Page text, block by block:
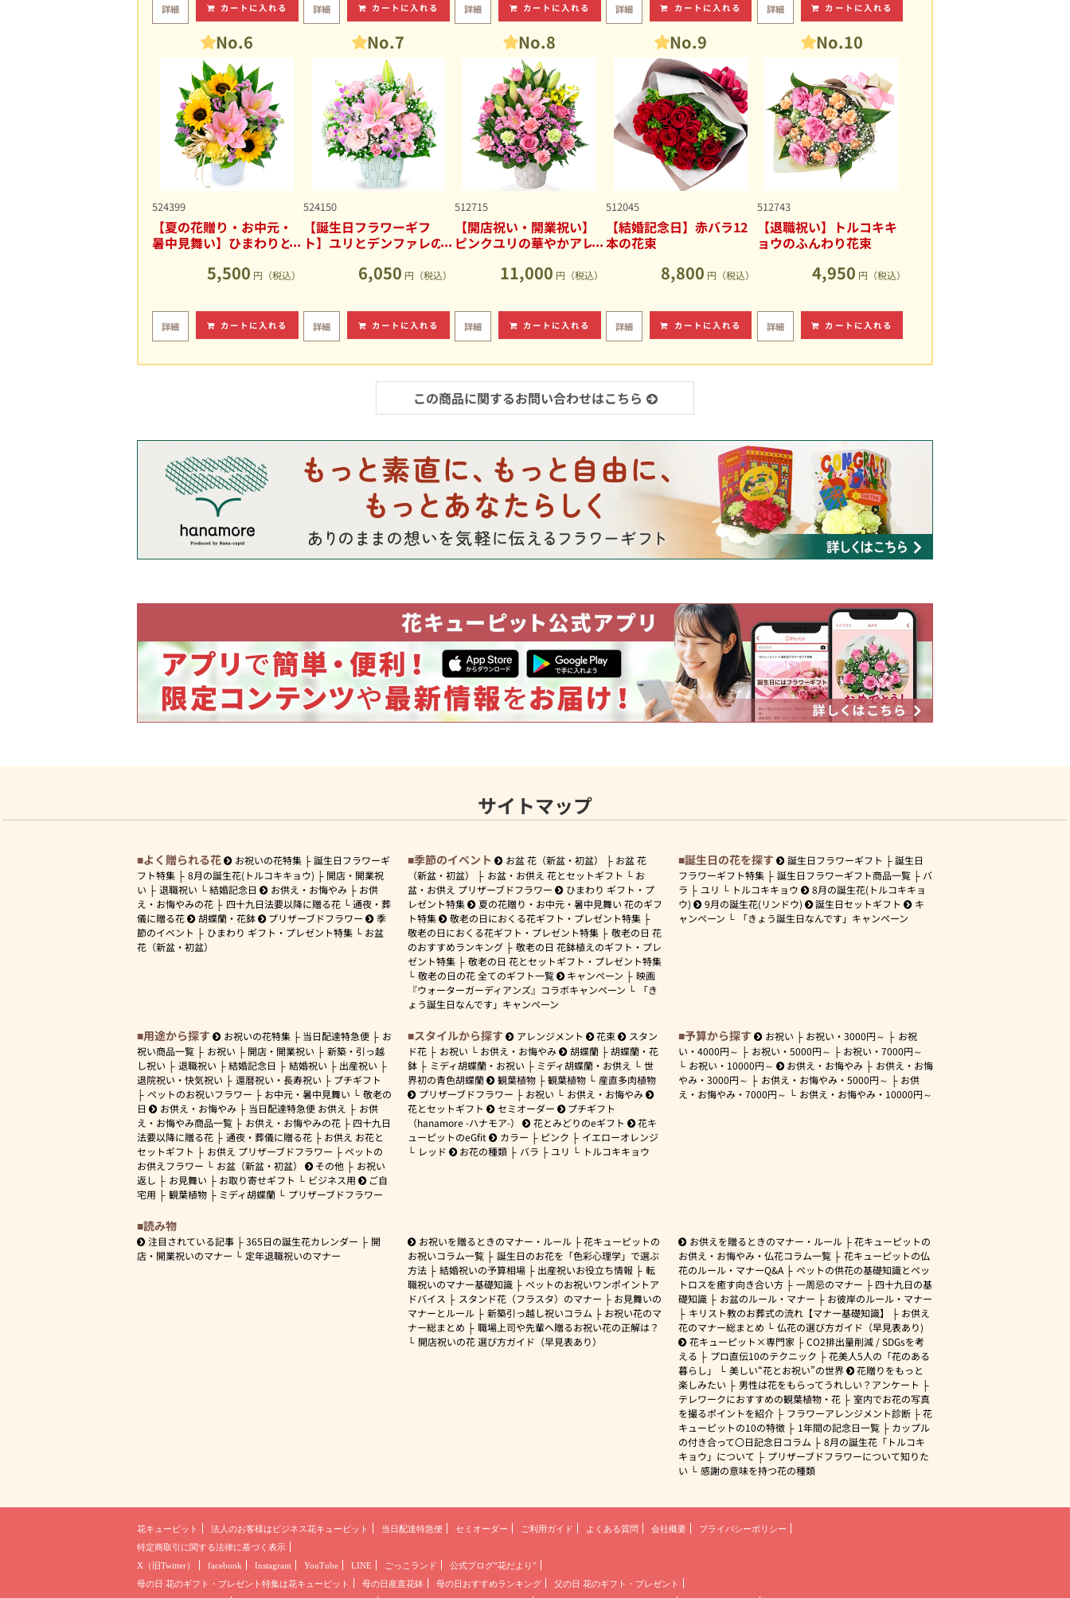
詳細 カートに入れる 詳細 カートに入れる 詳細 カートに入れる 詳細 カートに入れる 詳細 カートに入れる
No.6
524399
【夏の花贈り・お中元・
暑中見舞い】ひまわりと
5,500 円（税込）
詳細 カートに入れる
No.7
524150
【誕生日フラワーギフ
ト】ユリとデンファレの
6,050 円（税込）
詳細 カートに入れる
No.8
512715
【開店祝い・開業祝い】
ピンクユリの華やかアレ
11,000 円（税込）
詳細 カートに入れる
No.9
512045
【結婚記念日】赤バラ12
本の花束
8,800 円（税込）
詳細 カートに入れる
No.10
512743
【退職祝い】トルコキキ
ョウのふんわり花束
4,950 円（税込）
詳細 カートに入れる
この商品に関するお問い合わせはこちら
サイトマップ
よく贈られる花 お祝いの花特集
誕生日フラワーギ
フト特集
8月の誕生花(トルコキキョウ)
開店・開業祝
い
退職祝い 結婚記念日 お供え・お悔やみ
お供
え・お悔やみの花
四十九日法要以降に贈る花
通夜・葬
儀に贈る花
胡蝶蘭・花鉢 プリザーブドフラワー
季
節のイベント
ひまわり ギフト・プレゼント特集
お盆
花（新盆・初盆）
季節のイベント お盆 花（新盆・初盆）
お盆 花
（新盆・初盆）
お盆・お供え 花とセットギフト
お
盆・お供え プリザーブドフラワー
ひまわり ギフト・プ
レゼント特集
夏の花贈り・お中元・暑中見舞い 花のギフ
ト特集
敬老の日におくる花ギフト・プレゼント特集
敬老の日におくる花ギフト・プレゼント特集
敬老の日 花
のおすすめランキング
敬老の日 花鉢植えのギフト・プレ
ゼント特集
敬老の日 花とセットギフト・プレゼント特集
敬老の日の花 全てのギフト一覧
キャンペーン
映画
『ウォーターガーディアンズ』コラボキャンペーン
「き
ょう誕生日なんです」キャンペーン
誕生日の花を探す 誕生日フラワーギフト
誕生日
フラワーギフト特集
誕生日フラワーギフト商品一覧
バ
ラ
ユリ トルコキキョウ
8月の誕生花(トルコキキョ
ウ)
9月の誕生花(リンドウ) 誕生日セットギフト
キ
ャンペーン
「きょう誕生日なんです」キャンペーン
用途から探す お祝いの花特集 当日配達特急便
お
祝い商品一覧
お祝い 開店・開業祝い
新築・引っ越
し祝い
退職祝い 結婚記念日 結婚祝い
出産祝い
退院祝い・快気祝い
還暦祝い・長寿祝い
プチギフト
ペットのお祝いフラワー
お中元・暑中見舞い
敬老の
日
お供え・お悔やみ 当日配達特急便 お供え
お供
え・お悔やみ商品一覧
お供え・お悔やみの花
四十九日
法要以降に贈る花
通夜・葬儀に贈る花
お供え お花と
セットギフト
お供え プリザーブドフラワー
ペットの
お供えフラワー
お盆（新盆・初盆） その他
お祝い
返し
お見舞い お取り寄せギフト ビジネス用
ご自
宅用
観葉植物 ミディ胡蝶蘭 プリザーブドフラワー
スタイルから探す アレンジメント 花束
スタン
ド花
お祝い お供え・お悔やみ 胡蝶蘭
胡蝶蘭・花
鉢
ミディ胡蝶蘭・お祝い ミディ胡蝶蘭・お供え
世
界初の青色胡蝶蘭
観葉植物 観葉植物
産直多肉植物
プリザーブドフラワー
お祝い
お供え・お悔やみ
花とセットギフト
セミオーダー
プチギフト
（hanamore -ハナモア-）
花とみどりのeギフト
花キ
ューピットのeGfit
カラー ピンク
イエローオレンジ
レッド
お花の種類 バラ ユリ トルコキキョウ
予算から探す お祝い お祝い・3000円～
お祝
い・ 4000円～ お祝い・ 5000円～ お祝い・7000円～
お祝い・ 10000円～ お供え・お悔やみ
お供え・お悔
やみ・ 3000円～ お供え・お悔やみ・ 5000円～
お供
え・お悔やみ・ 7000円～ お供え・お悔やみ・ 10000円～
読み物
注目されている記事 365日の誕生花カレンダー
開
店・開業祝いのマナー
定年退職祝いのマナー
お祝いを贈るときのマナー・ルール
花キューピットの
お祝いコラム一覧
誕生日のお花を「色彩心理学」で選ぶ
方法
結婚祝いの予算相場 出産祝いお役立ち情報
転
職祝いのマナー基礎知識
ペットのお祝いワンポイントア
ドバイス
スタンド花（フラスタ）のマナー
お見舞いの
マナーとルール
新築引っ越し祝いコラム
お祝い花のマ
ナー総まとめ
職場上司や先輩へ贈るお祝い花の正解は？
開店祝いの花 選び方ガイド（早見表あり）
お供えを贈るときのマナー・ルール
花キューピットの
お供え・お悔やみ・仏花コラム一覧
花キューピットの仏
花のルール・マナーQ&A
ペットの供花の基礎知識とペッ
トロスを癒す向き合い方
一周忌のマナー
四十九日の基
礎知識
お盆のルール・マナー
お彼岸のルール・マナー
キリスト教のお葬式の流れ【マナー基礎知識】
お供え
花のマナー総まとめ
仏花の選び方ガイド（早見表あり)
花キューピット×専門家
CO2排出量削減 / SDGsを考
える
プロ直伝10のテクニック
花美人5人の「花のある
暮らし」
美しい“花とお祝い”の世界
花贈りをもっと
楽しみたい
男性は花をもらってうれしい？アンケート
テレワークにおすすめの観葉植物・花
室内でお花の写真
を撮るポイントを紹介
フラワーアレンジメント診断
花
キューピットの10の特徴
1年間の記念日一覧
カップル
の付き合って〇日記念日コラム
8月の誕生花「トルコキ
キョウ」について
プリザーブドフラワーについて知りた
い
感謝の意味を持つ花の種類
花キューピット 法人のお客様は ビジネス花キューピット 当日配達特急便 セミオーダー ご利用ガイド よくある質問 会社概要
プライバシーポリシー
特定商取引に関する法律に基づく表示
X（旧Twitter）
facebook Instagram YouTube LINE ごっこランド
公式ブログ“花だより”
母の日 花のギフト・プレゼント 特集は花キューピット 母の日産直花鉢 母の日おすすめランキング
父の日 花のギフト・プレゼント